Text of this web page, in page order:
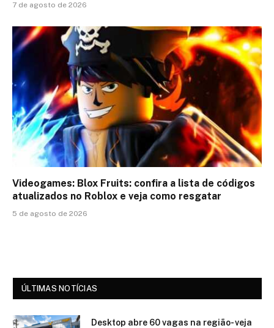
7 de agosto de 2026
Videogames: Blox Fruits: confira a lista de códigos
atualizados no Roblox e veja como resgatar
5 de agosto de 2026
ÚLTIMAS NOTÍCIAS
Desktop abre 60 vagas na região- veja